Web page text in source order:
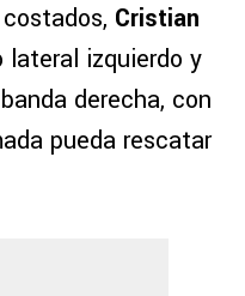
Cristian
lateral izquierdo y
derecha, con
pueda rescatar